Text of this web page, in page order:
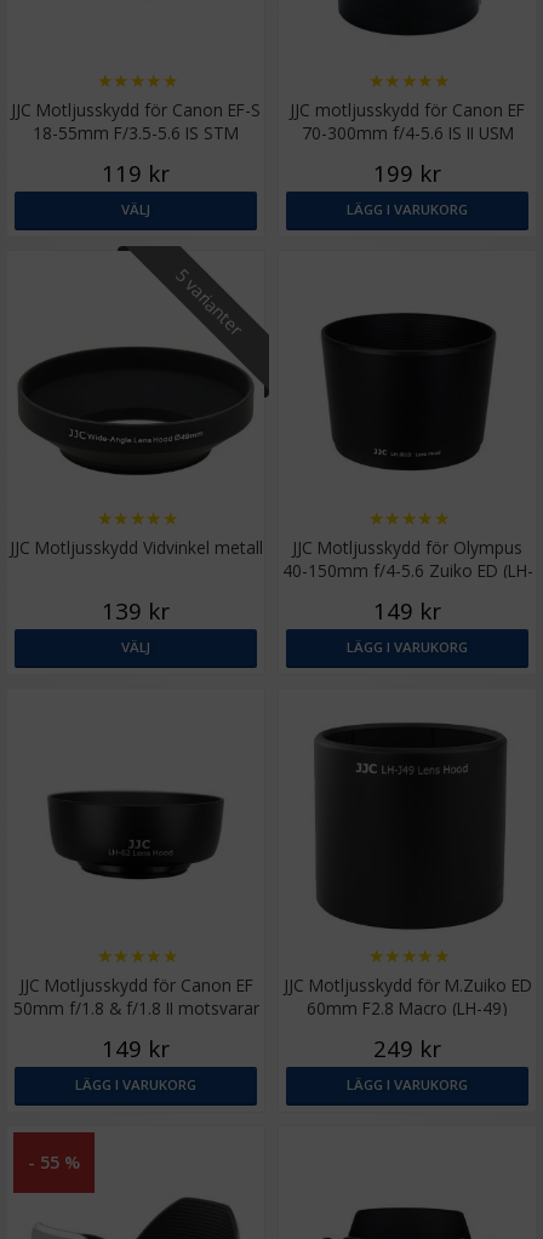
JJC Motljusskydd för Canon EF-S
18-55mm F/3.5-5.6 IS STM
★★★★★
119 kr
VÄLJ
JJC motljusskydd för Canon EF
70-300mm f/4-5.6 IS II USM
★★★★★
199 kr
LÄGG I VARUKORG
5 varianter
JJC Motljusskydd Vidvinkel metall
★★★★★
139 kr
VÄLJ
JJC Motljusskydd för Olympus
40-150mm f/4-5.6 Zuiko ED (LH-
★★★★★
149 kr
LÄGG I VARUKORG
JJC Motljusskydd för Canon EF
50mm f/1.8 & f/1.8 II motsvarar
★★★★★
149 kr
LÄGG I VARUKORG
JJC Motljusskydd för M.Zuiko ED
60mm F2.8 Macro (LH-49)
★★★★★
249 kr
LÄGG I VARUKORG
- 55 %